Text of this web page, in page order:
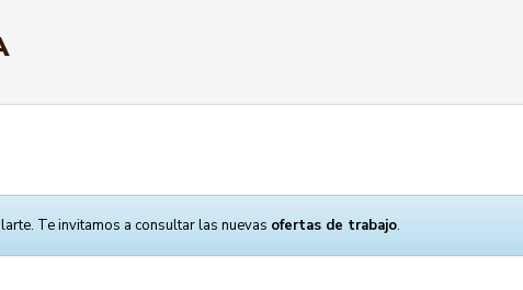
Te invitamos a consultar las nuevas ofertas de trabajo.